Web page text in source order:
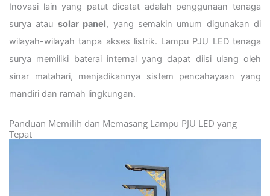
Inovasi lain yang patut dicatat adalah penggunaan tenaga
surya atau solar panel, yang semakin umum digunakan di
wilayah-wilayah tanpa akses listrik. Lampu PJU LED tenaga
surya memiliki baterai internal yang dapat diisi ulang oleh
sinar matahari, menjadikannya sistem pencahayaan yang
mandiri dan ramah lingkungan.
Panduan Memilih dan Memasang Lampu PJU LED yang
Tepat